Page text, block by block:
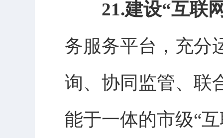
21.建设“互联
务服务平台，充分
询、协同监管、联
能于一体的市级“